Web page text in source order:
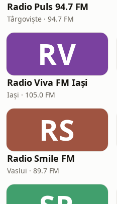
Radio Puls 94.7 FM
Târgoviște · 94.7 FM
RV
Radio Viva FM Iași
Iași · 105.0 FM
RS
Radio Smile FM
Vaslui · 89.7 FM